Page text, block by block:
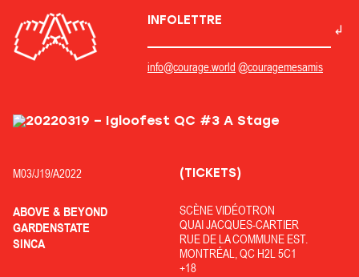
INFOLETTRE
info@courage.world @couragemesamis
M03/J19/A2022
ABOVE & BEYOND
GARDENSTATE
SINCA
SCÈNE VIDÉOTRON
QUAI JACQUES-CARTIER
RUE DE LA COMMUNE EST.
MONTRÉAL, QC H2L 5C1
+18
(TICKETS)